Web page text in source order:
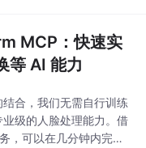
MCP：快速实
等 AI 能力
合，我们无需自行训练
级的人脸处理能力。借
，可以在几分钟内完成